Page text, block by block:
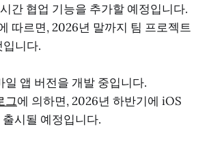
간 협업 기능을 추가할 예정입니다.
따르면, 2026년 말까지 팀 프로젝트
니다.
일 앱 버전을 개발 중입니다.
그에 의하면, 2026년 하반기에 iOS
시될 예정입니다.